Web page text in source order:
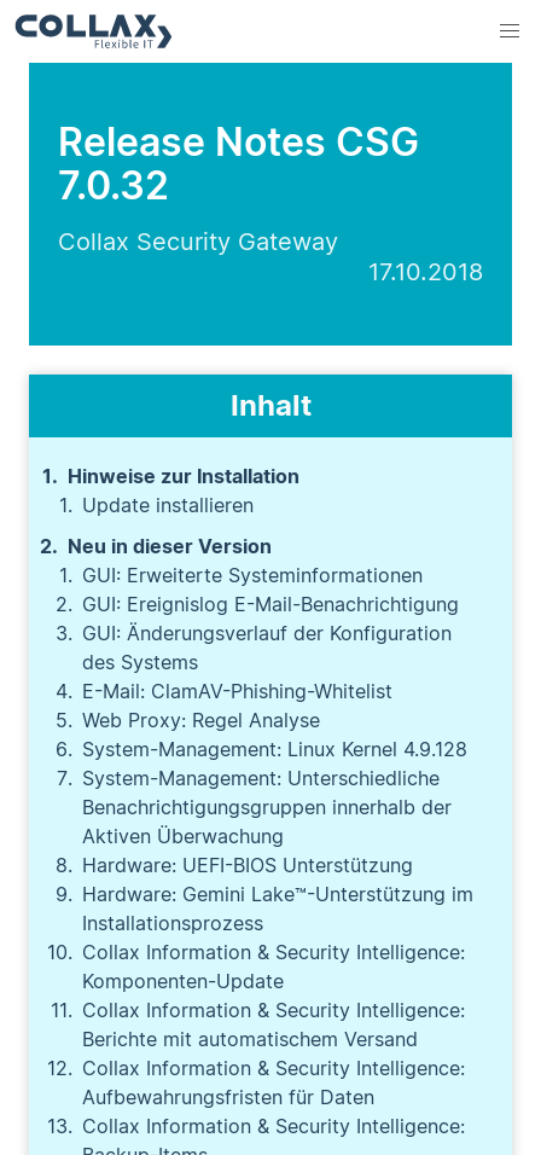
Release Notes CSG
7.0.32
Collax Security Gateway
17.10.2018
Inhalt
Hinweise zur Installation
Update installieren
Neu in dieser Version
GUI: Erweiterte Systeminformationen
GUI: Ereignislog E-Mail-Benachrichtigung
GUI: Änderungsverlauf der Konfiguration
des Systems
E-Mail: ClamAV-Phishing-Whitelist
Web Proxy: Regel Analyse
System-Management: Linux Kernel 4.9.128
System-Management: Unterschiedliche
Benachrichtigungsgruppen innerhalb der
Aktiven Überwachung
Hardware: UEFI-BIOS Unterstützung
Hardware: Gemini Lake™-Unterstützung im
Installationsprozess
Collax Information & Security Intelligence:
Komponenten-Update
Collax Information & Security Intelligence:
Berichte mit automatischem Versand
Collax Information & Security Intelligence:
Aufbewahrungsfristen für Daten
Collax Information & Security Intelligence: